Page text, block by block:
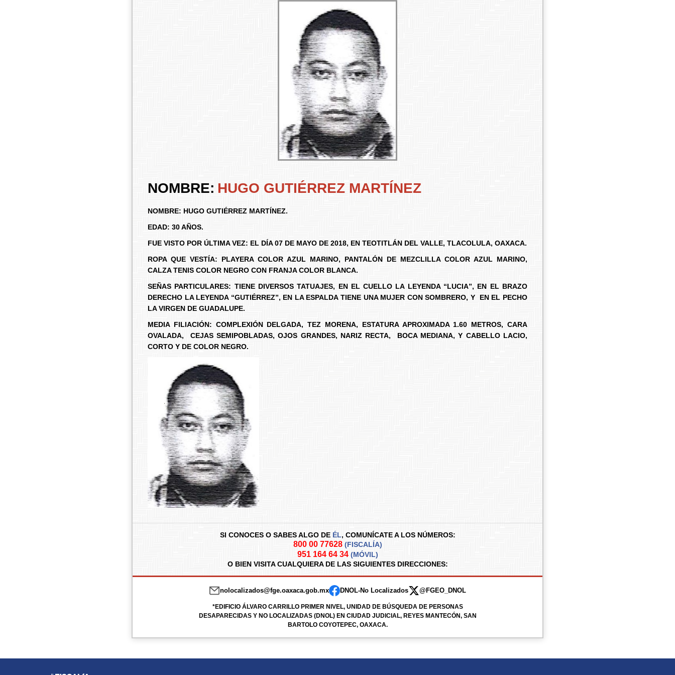
NOMBRE: HUGO GUTIÉRREZ MARTÍNEZ
NOMBRE: HUGO GUTIÉRREZ MARTÍNEZ.
EDAD: 30 AÑOS.
FUE VISTO POR ÚLTIMA VEZ: EL DÍA 07 DE MAYO DE 2018, EN TEOTITLÁN DEL VALLE, TLACOLULA, OAXACA.
ROPA QUE VESTÍA: PLAYERA COLOR AZUL MARINO, PANTALÓN DE MEZCLILLA COLOR AZUL MARINO,
CALZA TENIS COLOR NEGRO CON FRANJA COLOR BLANCA.
SEÑAS PARTICULARES: TIENE DIVERSOS TATUAJES, EN EL CUELLO LA LEYENDA “LUCIA”, EN EL BRAZO
DERECHO LA LEYENDA “GUTIÉRREZ”, EN LA ESPALDA TIENE UNA MUJER CON SOMBRERO, Y EN EL PECHO
LA VIRGEN DE GUADALUPE.
MEDIA FILIACIÓN: COMPLEXIÓN DELGADA, TEZ MORENA, ESTATURA APROXIMADA 1.60 METROS, CARA
OVALADA, CEJAS SEMIPOBLADAS, OJOS GRANDES, NARIZ RECTA, BOCA MEDIANA, Y CABELLO LACIO,
CORTO Y DE COLOR NEGRO.
SI CONOCES O SABES ALGO DE ÉL, COMUNÍCATE A LOS NÚMEROS:
800 00 77628 (FISCALÍA)
951 164 64 34 (MÓVIL)
O BIEN VISITA CUALQUIERA DE LAS SIGUIENTES DIRECCIONES:
nolocalizados@fge.oaxaca.gob.mx DNOL-No Localizados @FGEO_DNOL
*EDIFICIO ÁLVARO CARRILLO PRIMER NIVEL, UNIDAD DE BÚSQUEDA DE PERSONAS
DESAPARECIDAS Y NO LOCALIZADAS (DNOL) EN CIUDAD JUDICIAL, REYES MANTECÓN, SAN
BARTOLO COYOTEPEC, OAXACA.